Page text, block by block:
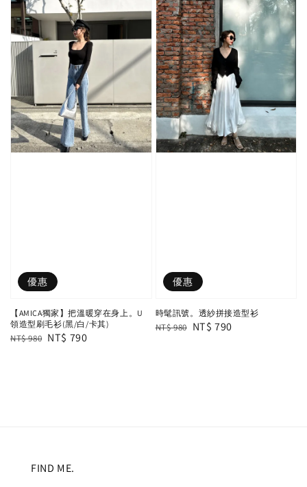
優惠
【AMICA獨家】把溫暖穿在身上。U
領造型刷毛衫(黑/白/卡其)
Regular
NT$ 980 Sale
NT$ 790
優惠
時髦訊號。透紗拼接造型衫
Regular
NT$ 980 Sale
NT$ 790
FIND ME.